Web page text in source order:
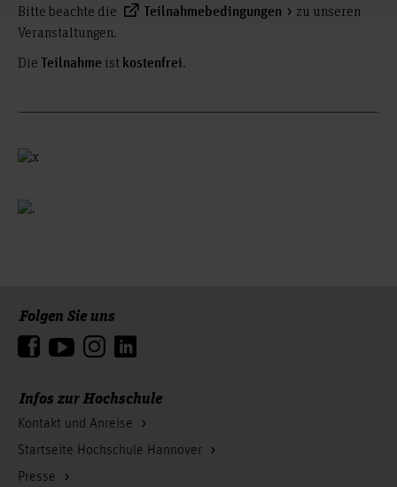
Bitte beachte die
Teilnahmebedingungen
zu unseren
Veranstaltungen.
Die Teilnahme ist kostenfrei.
Infos zur Hochschule
Kontakt und Anreise
Startseite Hochschule Hannover
Presse
Folgen Sie uns